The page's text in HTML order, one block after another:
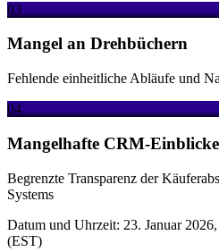
03
Mangel an Drehbüchern
Fehlende einheitliche Abläufe und
04
Mangelhafte CRM-Einblicke
Begrenzte Transparenz der
Systems
Datum und Uhrzeit: 23. Januar
(EST)